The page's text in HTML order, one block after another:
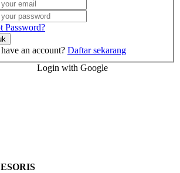
Password?
an account? Daftar sekarang
Login with Google